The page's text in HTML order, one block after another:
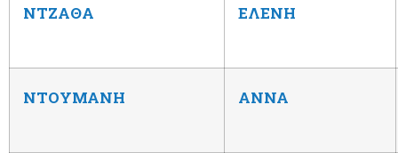
ΝΤΖΑΘΑ ΕΛΕΝΗ
ΝΤΟΥΜΑΝΗ ΑΝΝΑ